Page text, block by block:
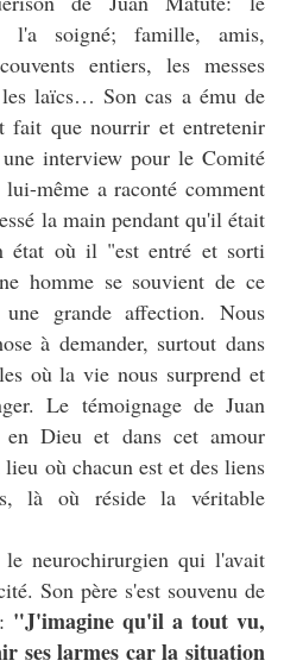
l'a soigné; famille, amis,
entiers, les messes
laïcs… Son cas a ému de
fait que nourrir et entretenir
interview pour le Comité
même a raconté comment
la main pendant qu'il était
état où il "est entré et sorti
homme se souvient de ce
grande affection. Nous
à demander, surtout dans
où la vie nous surprend et
Le témoignage de Juan
Dieu et dans cet amour
où chacun est et des liens
là où réside la véritable
neurochirurgien qui l'avait
Son père s'est souvenu de
"J'imagine qu'il a tout vu,
ses larmes car la situation